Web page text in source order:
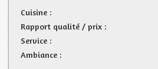
Cuisine :
Rapport qualité / prix :
Service :
Ambiance :